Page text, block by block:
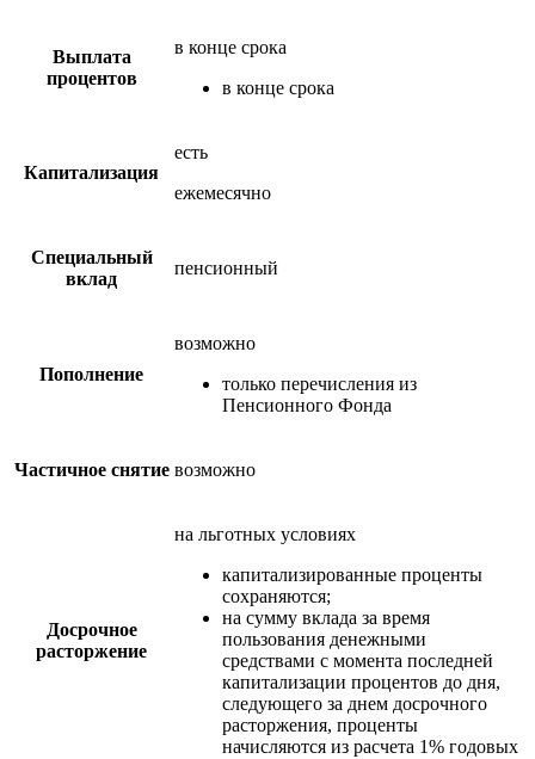
Выплата
процентов
в конце срока
в конце срока
Капитализация
есть
ежемесячно
Специальный
вклад
пенсионный
Пополнение
возможно
только перечисления из
Пенсионного Фонда
Частичное снятие возможно
Досрочное
расторжение
на льготных условиях
капитализированные проценты
сохраняются;
на сумму вклада за время
пользования денежными
средствами с момента последней
капитализации процентов до дня,
следующего за днем досрочного
расторжения, проценты
начисляются из расчета 1% годовых